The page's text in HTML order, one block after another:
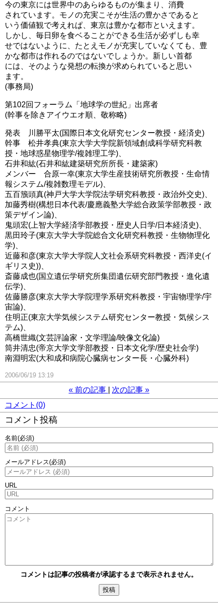
今の東京には世界中のあらゆるものが集まり、消費
されています。モノの充実こそが生活の豊かさであると
いう価値観で考えれぱ、東京は豊かな都市といえます。
しかし、毎日卵を食ベることができる生活が必ずしも幸
せではないように、たとえモノが充実していなくても、豊
かな都市は作れるのではないでしょうか。新しい首都
には、そのような発想の転換が求められていると思い
ます。
(事務局)
第102回フォーラム「地球学の世紀」出席者
(幹事を除きアイウエオ順、敬称略)
発表 川勝平太(国際日本文化研究センター教授・経済史)
幹事 松井孝典(東京大学大学院新領域創成科学研究科教
授・地球惑星物理学/複雑理工学)、
石井和紘(石井和紘建築研究所所長・建築家)
メンバー 合原一幸(東京大学生産技術研究所教授・生命情
報システム/複雑数理モデル)、
五百籏頭真(神戸大学大学院法学研究科教授・政治外交史)、
加藤秀樹(構想日本代表/慶應義塾大学総合政策学部教授・政
策デザイン論)、
鬼頭宏(上智大学経済学部教授・歴史人日学/日本経済史)、
黒田玲子(東京大学大学院総合文化研究科教授・生物物理化
学)、
近藤和彦(東京大学大学院人文社会系研究科教授・西洋史(イ
ギリス史))、
斎藤成也(国立遺伝学研究所集団遺伝研究部門教授・進化遺
伝学)、
佐藤勝彦(東京大学大学院理学系研究科教授・宇宙物理学/宇
宙論)、
住明正(東京大学気候システム研究センター教授・気候シス
テム)、
高橋世織(文芸評論家・文学理論/映像文化論)
筒井清忠(帝京大学文学部教授・日本文化学/歴史社会学)
南淵明宏(大和成和病院心臓病センター長・心臓外科)
2006/06/19 13:19
« 前の記事 次の記事 »
コメント(0)
コメント投稿
名前(必須)
メールアドレス(必須)
URL
コメント
コメントは記事の投稿者が承認するまで表示されません。